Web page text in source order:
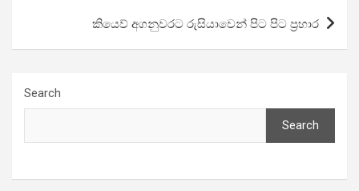
කියෙව් අගනුවරට රුසියාවෙන් පිට පිට ප්‍රහාර
Search
Search